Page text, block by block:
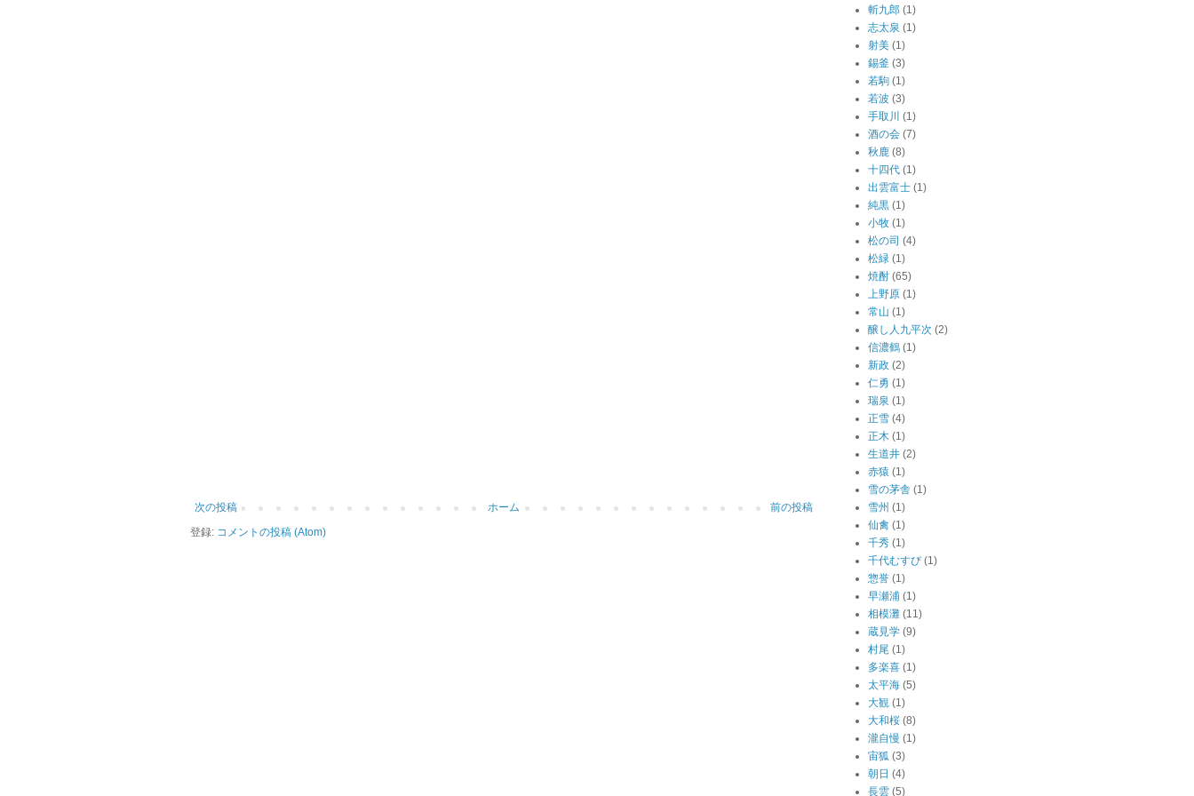
次の投稿 前の投稿
ホーム
登録: コメントの投稿 (Atom)
斬九郎 (1)
志太泉 (1)
射美 (1)
錫釜 (3)
若駒 (1)
若波 (3)
手取川 (1)
酒の会 (7)
秋鹿 (8)
十四代 (1)
出雲富士 (1)
純黒 (1)
小牧 (1)
松の司 (4)
松緑 (1)
焼酎 (65)
上野原 (1)
常山 (1)
醸し人九平次 (2)
信濃鶴 (1)
新政 (2)
仁勇 (1)
瑞泉 (1)
正雪 (4)
正木 (1)
生道井 (2)
赤猿 (1)
雪の茅舎 (1)
雪州 (1)
仙禽 (1)
千秀 (1)
千代むすび (1)
惣誉 (1)
早瀬浦 (1)
相模灘 (11)
蔵見学 (9)
村尾 (1)
多楽喜 (1)
太平海 (5)
大観 (1)
大和桜 (8)
瀧自慢 (1)
宙狐 (3)
朝日 (4)
長雲 (5)